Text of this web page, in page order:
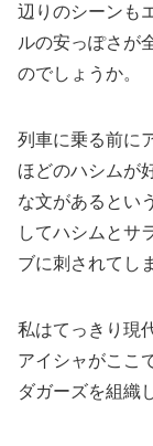
辺りのシーンも
ルの安っぽさが
のでしょうか。
列車に乗る前に
ほどのハシムが
な文があるとい
してハシムとサ
ブに刺されてし
私はてっきり現
アイシャがここ
ダガーズを組織